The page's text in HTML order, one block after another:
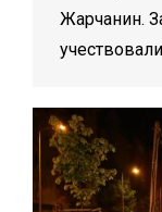
Жарчанин.